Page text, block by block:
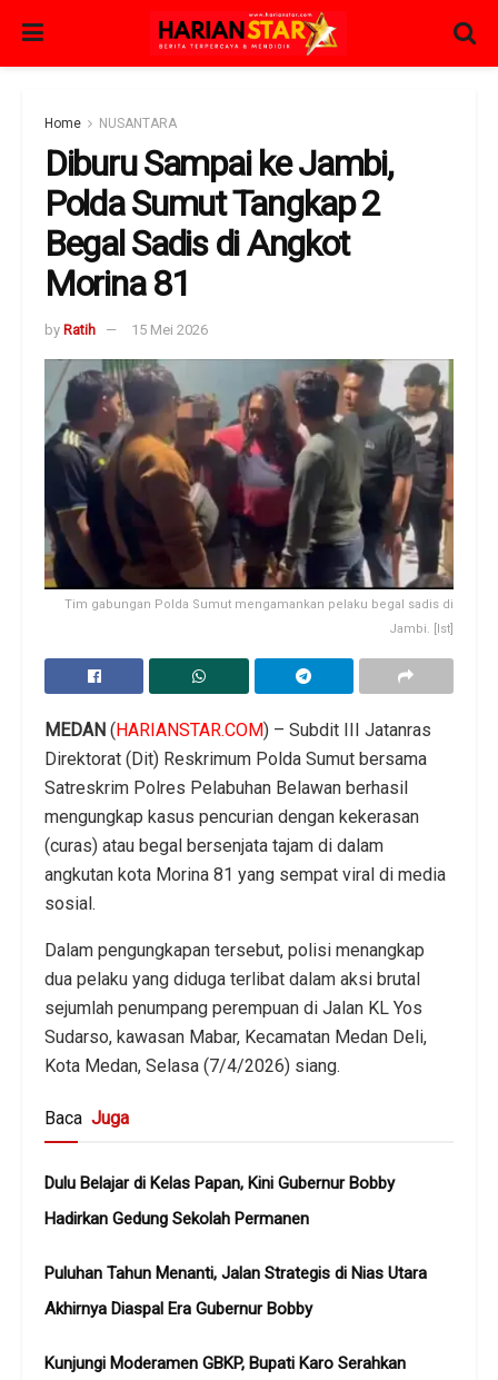
Home NUSANTARA
Diburu Sampai ke Jambi,
Polda Sumut Tangkap 2
Begal Sadis di Angkot
Morina 81
by Ratih 15 Mei 2026
Tim gabungan Polda Sumut mengamankan pelaku begal sadis di
Jambi. [Ist]
MEDAN (HARIANSTAR.COM) – Subdit III Jatanras
Direktorat (Dit) Reskrimum Polda Sumut bersama
Satreskrim Polres Pelabuhan Belawan berhasil
mengungkap kasus pencurian dengan kekerasan
(curas) atau begal bersenjata tajam di dalam
angkutan kota Morina 81 yang sempat viral di media
sosial.
Dalam pengungkapan tersebut, polisi menangkap
dua pelaku yang diduga terlibat dalam aksi brutal
sejumlah penumpang perempuan di Jalan KL Yos
Sudarso, kawasan Mabar, Kecamatan Medan Deli,
Kota Medan, Selasa (7/4/2026) siang.
Baca Juga
Dulu Belajar di Kelas Papan, Kini Gubernur Bobby
Hadirkan Gedung Sekolah Permanen
Puluhan Tahun Menanti, Jalan Strategis di Nias Utara
Akhirnya Diaspal Era Gubernur Bobby
Kunjungi Moderamen GBKP, Bupati Karo Serahkan